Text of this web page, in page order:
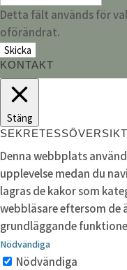
Detta fält används för
oförändrat.
KONTAKT
Stäng
SEKRETESSÖVERSIKT
Denna webbplats
upplevelse medan du
lagras de kakor som
webbläsare eftersom
grundläggande
Nödvändiga
Nödvändiga